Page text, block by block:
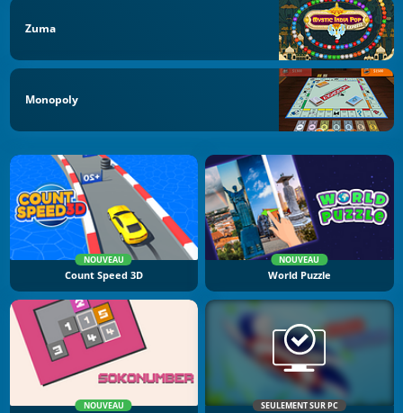
Zuma
Monopoly
NOUVEAU
Count Speed 3D
NOUVEAU
World Puzzle
NOUVEAU SEULEMENT SUR PC